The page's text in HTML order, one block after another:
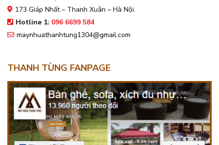
173 Giáp Nhất – Thanh Xuân – Hà Nội.
Hotline 1: 096 6699 584
maynhuathanhtung1304@gmail.com
THANH TÙNG FANPAGE